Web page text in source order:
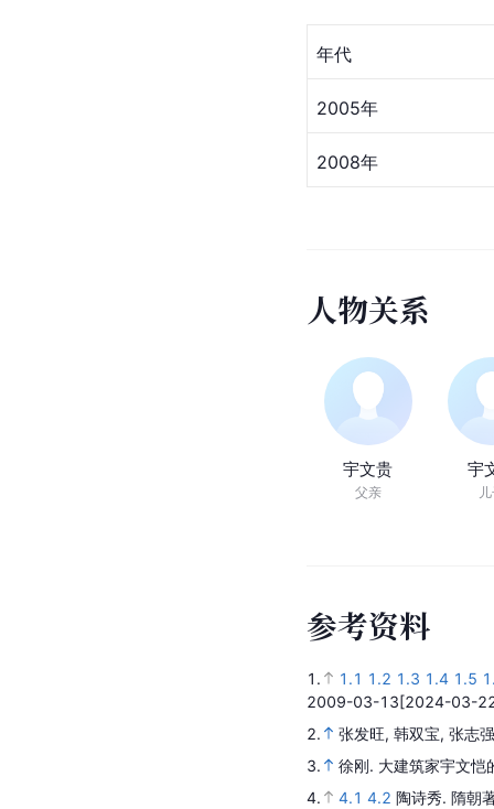
年代
2005年
2008年
人物关系
宇文贵
父亲
宇
参考资料
1. 1.1 1.2 1.3 1.4 1.5
2009-03-13[2024-03-
2.
张发旺, 韩双宝, 张志
3.
徐刚. 大建筑家宇文恺
4.
4.1 4.2 陶诗秀. 隋朝